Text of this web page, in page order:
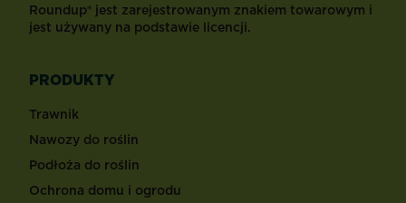
Roundup® jest zarejestrowanym znakiem towarowym i
jest używany na podstawie licencji.
PRODUKTY
Trawnik
Nawozy do roślin
Podłoża do roślin
Ochrona domu i ogrodu